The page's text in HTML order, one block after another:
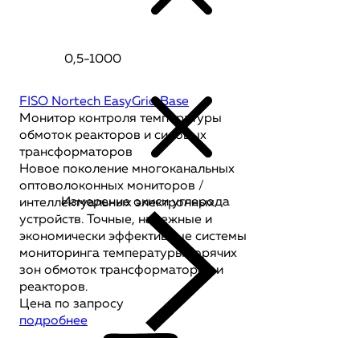
FISO Nortech EasyGrid Base
Монитор контроля температуры
обмоток реакторов и силовых
трансформаторов
Новое поколение многоканальных
оптоволоконных мониторов /
интеллектуальных электронных
устройств. Точные, надежные и
экономически эффективные системы
мониторинга температуры горячих
зон обмоток трансформаторов и
реакторов.
Цена по запросу
подробнее
0,5-1000
Измерение окиси углерода